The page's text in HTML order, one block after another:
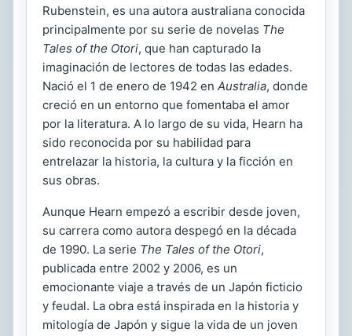
Rubenstein, es una autora australiana conocida
principalmente por su serie de novelas The
Tales of the Otori, que han capturado la
imaginación de lectores de todas las edades.
Nació el 1 de enero de 1942 en Australia, donde
creció en un entorno que fomentaba el amor
por la literatura. A lo largo de su vida, Hearn ha
sido reconocida por su habilidad para
entrelazar la historia, la cultura y la ficción en
sus obras.
Aunque Hearn empezó a escribir desde joven,
su carrera como autora despegó en la década
de 1990. La serie The Tales of the Otori,
publicada entre 2002 y 2006, es un
emocionante viaje a través de un Japón ficticio
y feudal. La obra está inspirada en la historia y
mitología de Japón y sigue la vida de un joven